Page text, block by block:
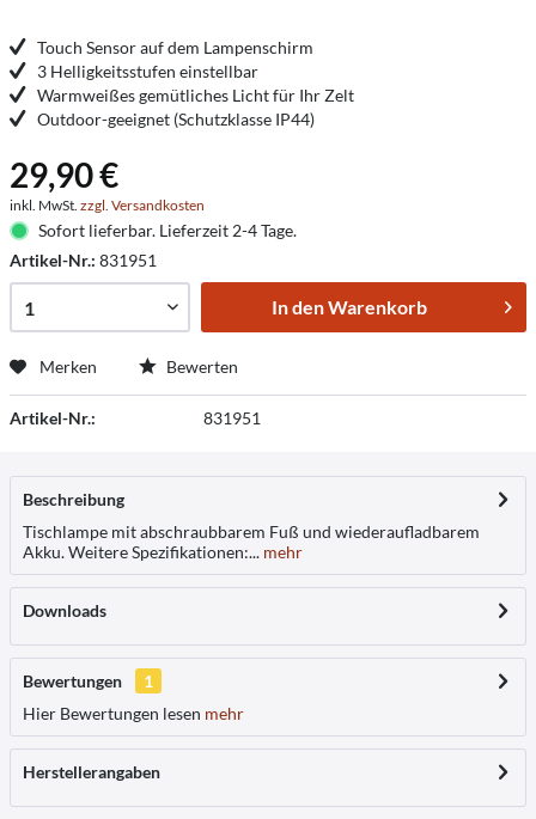
Touch Sensor auf dem Lampenschirm
3 Helligkeitsstufen einstellbar
Warmweißes gemütliches Licht für Ihr Zelt
Outdoor-geeignet (Schutzklasse IP44)
29,90 €
inkl. MwSt. zzgl. Versandkosten
Sofort lieferbar. Lieferzeit 2-4 Tage.
Artikel-Nr.: 831951
In denWarenkorb
Merken Bewerten
Artikel-Nr.: 831951
Beschreibung
Tischlampe mit abschraubbarem Fuß und wiederaufladbarem
Akku. Weitere Spezifikationen:... mehr
Downloads
Bewertungen
1
Hier Bewertungen lesen mehr
Herstellerangaben